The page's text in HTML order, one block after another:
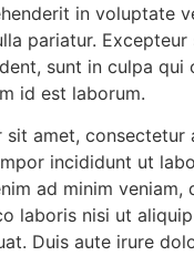
in voluptate
pariatur.
sunt in culpa qui
id est laborum.
sit amet, consectetur
incididunt ut
ad minim veniam,
laboris nisi ut
Duis aute irure